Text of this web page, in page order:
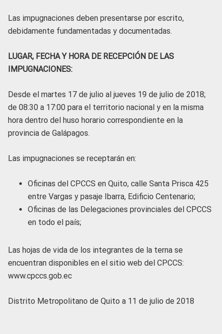
Las impugnaciones deben presentarse por escrito,
debidamente fundamentadas y documentadas.
LUGAR, FECHA Y HORA DE RECEPCIÓN DE LAS
IMPUGNACIONES:
Desde el martes 17 de julio al jueves 19 de julio de 2018;
de 08:30 a 17:00 para el territorio nacional y en la misma
hora dentro del huso horario correspondiente en la
provincia de Galápagos.
Las impugnaciones se receptarán en:
Oficinas del CPCCS en Quito, calle Santa Prisca 425
entre Vargas y pasaje Ibarra, Edificio Centenario;
Oficinas de las Delegaciones provinciales del CPCCS
en todo el país;
Las hojas de vida de los integrantes de la terna se
encuentran disponibles en el sitio web del CPCCS:
www.cpccs.gob.ec
Distrito Metropolitano de Quito a 11 de julio de 2018